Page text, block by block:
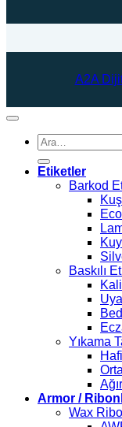
A2A
Ara:
Etiketler
Barkod
Baskılı
Yıkama
Armor /
Wax